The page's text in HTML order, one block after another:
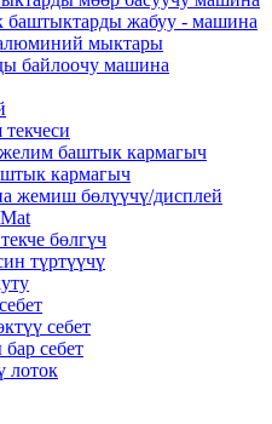
баштыктарды жабуу - машина
мыктары
байлоочу машина
баштык кармагыч
кармагыч
жемиш бөлүүчү/дисплей
бөлгүч
түртүүчү
себет
себет
лоток